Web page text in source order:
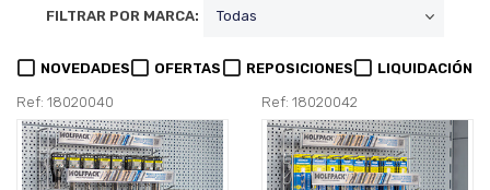
FILTRAR POR MARCA:
NOVEDADES OFERTAS REPOSICIONES LIQUIDACIÓN
Ref: 18020040 Ref: 18020042